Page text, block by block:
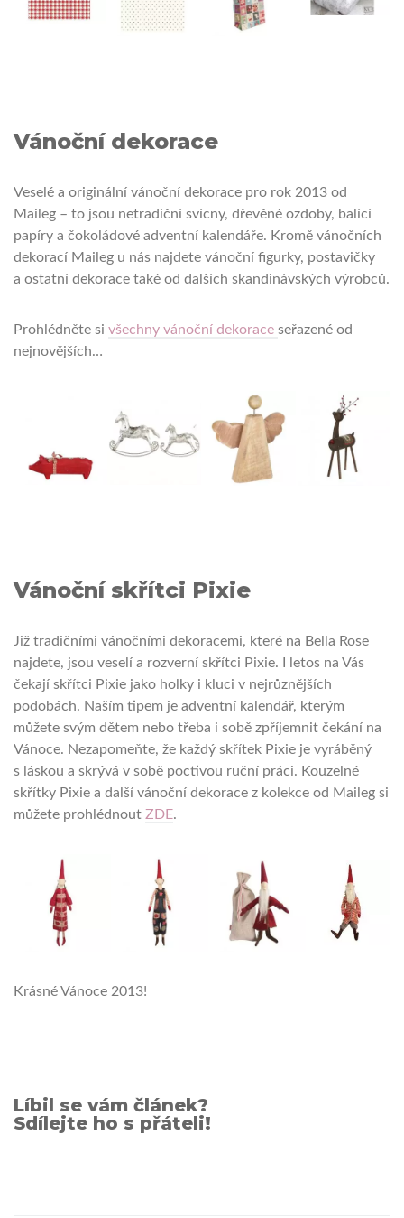
Vánoční dekorace
Veselé a originální vánoční dekorace pro rok 2013 od
Maileg – to jsou netradiční svícny, dřevěné ozdoby, balící
papíry a čokoládové adventní kalendáře. Kromě vánočních
dekorací Maileg u nás najdete vánoční figurky, postavičky
a ostatní dekorace také od dalších skandinávských výrobců.
Prohlédněte si všechny vánoční dekorace seřazené od
nejnovějších…
Vánoční skřítci Pixie
Již tradičními vánočními dekoracemi, které na Bella Rose
najdete, jsou veselí a rozverní skřítci Pixie. I letos na Vás
čekají skřítci Pixie jako holky i kluci v nejrůznějších
podobách. Naším tipem je adventní kalendář, kterým
můžete svým dětem nebo třeba i sobě zpříjemnit čekání na
Vánoce. Nezapomeňte, že každý skřítek Pixie je vyráběný
s láskou a skrývá v sobě poctivou ruční práci. Kouzelné
skřítky Pixie a další vánoční dekorace z kolekce od Maileg si
můžete prohlédnout ZDE.
Krásné Vánoce 2013!
Líbil se vám článek?
Sdílejte ho s přáteli!